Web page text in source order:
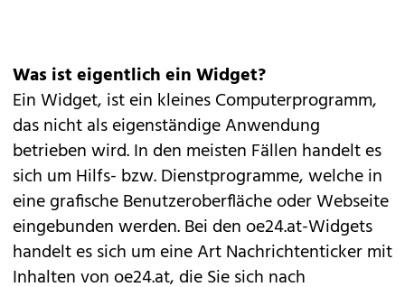
Was ist eigentlich ein Widget?
Ein Widget, ist ein kleines Computerprogramm,
das nicht als eigenständige Anwendung
betrieben wird. In den meisten Fällen handelt es
sich um Hilfs- bzw. Dienstprogramme, welche in
eine grafische Benutzeroberfläche oder Webseite
eingebunden werden. Bei den oe24.at-Widgets
handelt es sich um eine Art Nachrichtenticker mit
Inhalten von oe24.at, die Sie sich nach